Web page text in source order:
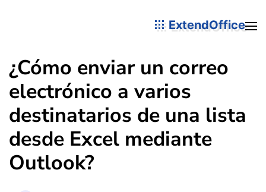
ExtendOffice
¿Cómo enviar un correo
electrónico a varios
destinatarios de una lista
desde Excel mediante
Outlook?